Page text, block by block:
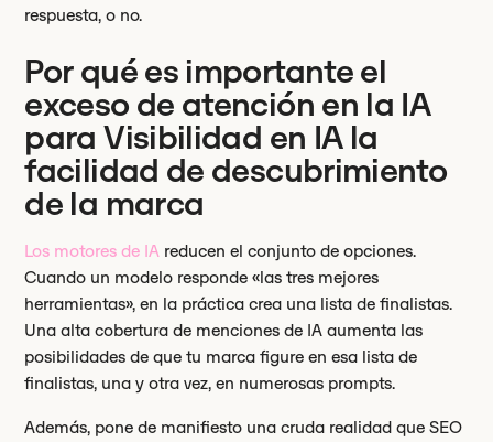
respuesta, o no.
Por qué es importante el
exceso de atención en la IA
para Visibilidad en IA la
facilidad de descubrimiento
de la marca
Los motores de IA reducen el conjunto de opciones.
Cuando un modelo responde «las tres mejores
herramientas», en la práctica crea una lista de finalistas.
Una alta cobertura de menciones de IA aumenta las
posibilidades de que tu marca figure en esa lista de
finalistas, una y otra vez, en numerosas prompts.
Además, pone de manifiesto una cruda realidad que SEO